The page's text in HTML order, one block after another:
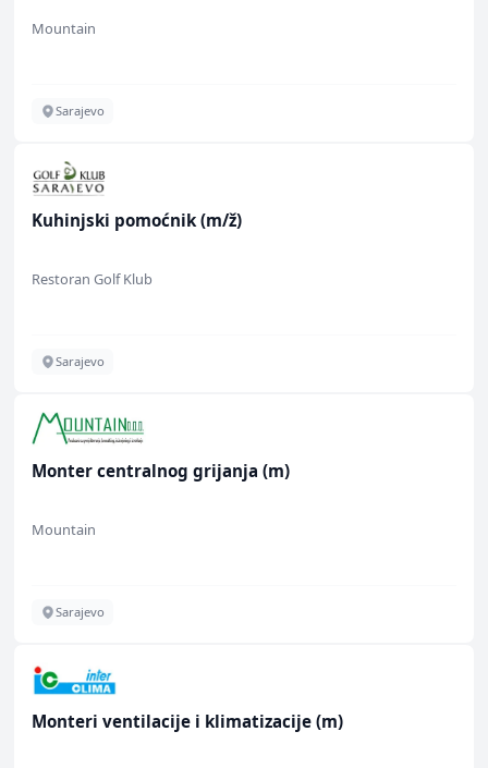
Mountain
Sarajevo
Kuhinjski pomoćnik (m/ž)
Restoran Golf Klub
Sarajevo
Monter centralnog grijanja (m)
Mountain
Sarajevo
Monteri ventilacije i klimatizacije (m)